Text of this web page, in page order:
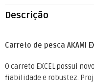
Descrição
Carreto de pesca AKAMI
O carreto EXCEL possui
fiabilidade e robustez.